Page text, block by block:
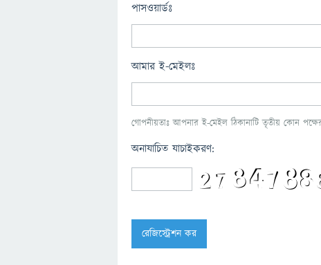
পাসওয়ার্ডঃ
আমার ই-মেইলঃ
গোপনীয়তাঃ আপনার ই-মেইল ঠিকানাটি তৃতীয় কোন
অনাযাচিত যাচাইকরণ: